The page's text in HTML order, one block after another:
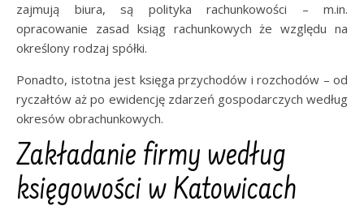
zajmują biura, są polityka rachunkowości – m.in.
opracowanie zasad ksiąg rachunkowych że względu na
określony rodzaj spółki.
Ponadto, istotna jest księga przychodów i rozchodów – od
ryczałtów aż po ewidencję zdarzeń gospodarczych według
okresów obrachunkowych.
Zakładanie firmy według
księgowości w Katowicach